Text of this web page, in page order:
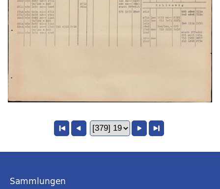
Sammlungen